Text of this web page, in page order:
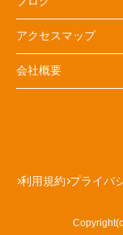
アクセスマップ
会社概要
利用規約 プライバ